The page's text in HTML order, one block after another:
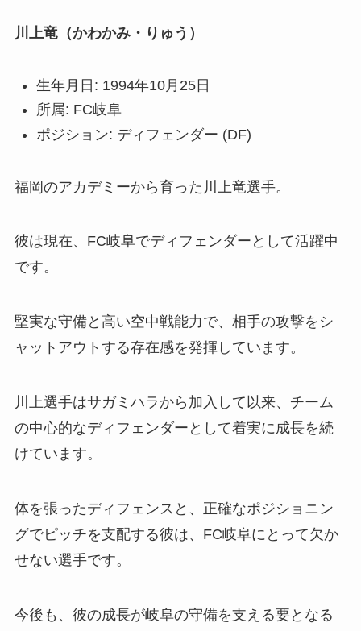
川上竜（かわかみ・りゅう）
生年月日: 1994年10月25日
所属: FC岐阜
ポジション: ディフェンダー (DF)
福岡のアカデミーから育った川上竜選手。
彼は現在、FC岐阜でディフェンダーとして活躍中
です。
堅実な守備と高い空中戦能力で、相手の攻撃をシ
ャットアウトする存在感を発揮しています。
川上選手はサガミハラから加入して以来、チーム
の中心的なディフェンダーとして着実に成長を続
けています。
体を張ったディフェンスと、正確なポジショニン
グでピッチを支配する彼は、FC岐阜にとって欠か
せない選手です。
今後も、彼の成長が岐阜の守備を支える要となる